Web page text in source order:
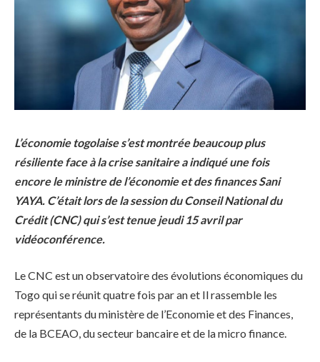
L’économie togolaise s’est montrée beaucoup plus
résiliente face à la crise sanitaire a indiqué une fois
encore le ministre de l’économie et des finances Sani
YAYA. C’était lors de la session du Conseil National du
Crédit (CNC) qui s’est tenue jeudi 15 avril par
vidéoconférence.
Le CNC est un observatoire des évolutions économiques du
Togo qui se réunit quatre fois par an et Il rassemble les
représentants du ministère de l’Economie et des Finances,
de la BCEAO, du secteur bancaire et de la micro finance.